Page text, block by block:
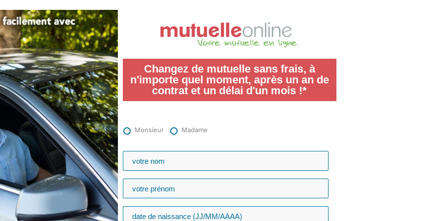
Changez de mutuelle sans frais, à
n'importe quel moment, après un an de
contrat et un délai d'un mois !*
Monsieur Madame